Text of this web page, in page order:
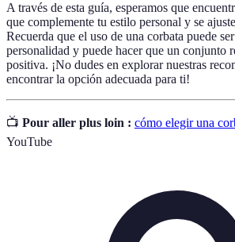
A través de esta guía, esperamos que
que complemente tu estilo personal y se
Recuerda que el uso de una corbata puede
personalidad y puede hacer que un conjunto
positiva. ¡No dudes en explorar nuestras
encontrar la opción adecuada para ti!
📺 Pour aller plus loin : cómo elegir una
YouTube